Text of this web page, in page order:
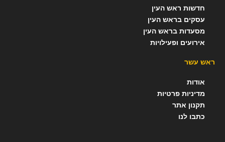
חדשות ראש העין
עסקים בראש העין
מסעדות בראש העין
אירועים ופעילויות
ראש עשר
אודות
מדיניות פרטיות
תקנון אתר
כתבו לנו